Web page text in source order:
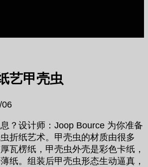
艺甲壳虫
06
？设计师：Joop Bource 为你准备
折纸艺术。甲壳虫的材质由很多
瓦楞纸，甲壳虫外壳是彩色卡纸，
纸。组装后甲壳虫形态生动逼真，